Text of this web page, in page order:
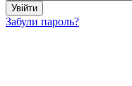
Увійти
Забули пароль?